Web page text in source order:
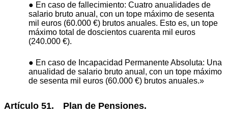
● En caso de fallecimiento: Cuatro anualidades de
salario bruto anual, con un tope máximo de sesenta
mil euros (60.000 €) brutos anuales. Esto es, un tope
máximo total de doscientos cuarenta mil euros
(240.000 €).
● En caso de Incapacidad Permanente Absoluta: Una
anualidad de salario bruto anual, con un tope máximo
de sesenta mil euros (60.000 €) brutos anuales.»
Artículo 51. Plan de Pensiones.